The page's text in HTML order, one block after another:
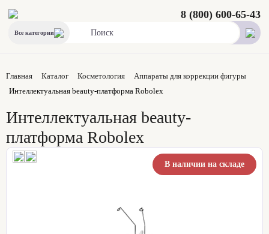
Все категории
8 (800) 600-65-43
Главная Каталог Косметология
Аппараты для коррекции фигуры
Интеллектуальная beauty-платформа Robolex
Интеллектуальная beauty-
платформа Robolex
В наличии на складе